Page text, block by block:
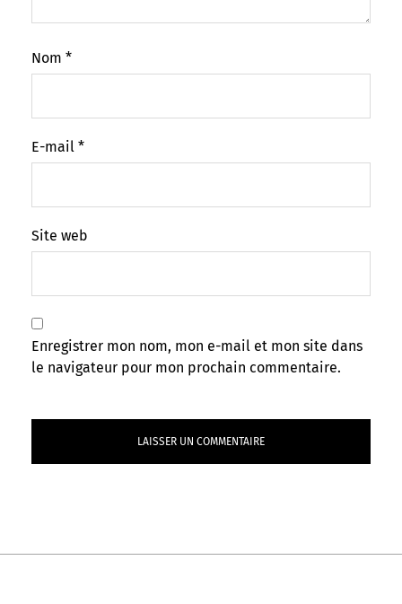
Nom *
E-mail *
Site web
Enregistrer mon nom, mon e-mail et mon site dans
le navigateur pour mon prochain commentaire.